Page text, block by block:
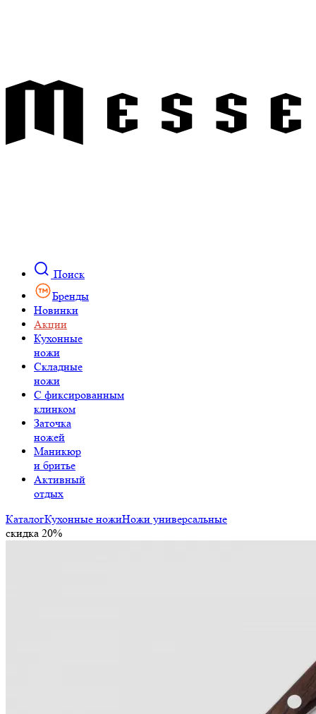
Поиск
Бренды
Новинки
Акции
Кухонные
ножи
Складные
ножи
C фиксированным
клинком
Заточка
ножей
Маникюр
и бритье
Активный
отдых
КаталогКухонные ножиНожи универсальные
скидка 20%